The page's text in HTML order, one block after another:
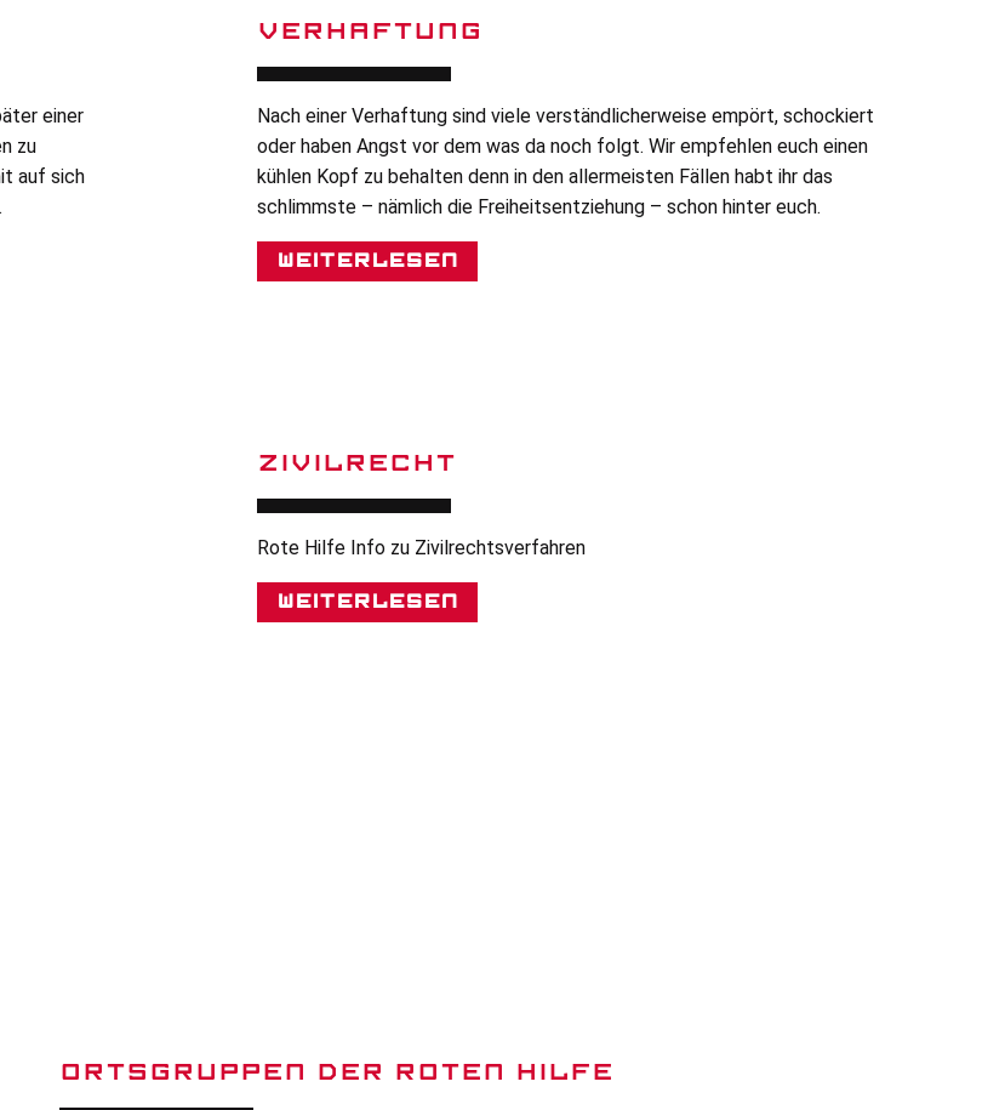
einer
zu
auf sich
VERHAFTUNG
Nach einer Verhaftung sind viele verständlicherweise empört, schockiert
oder haben Angst vor dem was da noch folgt. Wir empfehlen euch einen
kühlen Kopf zu behalten denn in den allermeisten Fällen habt ihr das
schlimmste – nämlich die Freiheitsentziehung – schon hinter euch.
Weiterlesen
ZIVILRECHT
Rote Hilfe Info zu Zivilrechtsverfahren
Weiterlesen
ORTSGRUPPEN DER ROTEN HILFE